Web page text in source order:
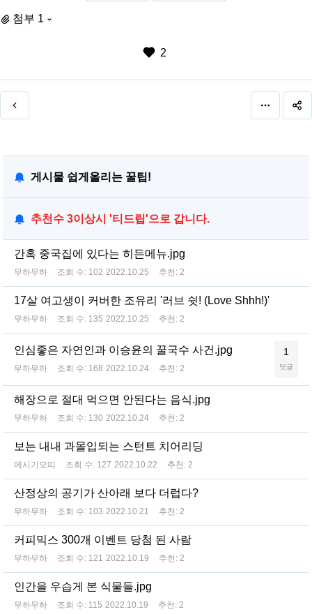
첨부 1
2
게시물 쉽게올리는 꿀팁!
추천수 3이상시 '티드립'으로 갑니다.
간혹 중국집에 있다는 히든메뉴.jpg
무하무하 조회 수: 102 2022.10.25 추천: 2
17살 여고생이 커버한 조유리 '러브 쉿! (Love Shhh!)'
무하무하 조회 수: 135 2022.10.25 추천: 2
인심좋은 자연인과 이승윤의 꿀국수 사건.jpg
무하무하 조회 수: 168 2022.10.24 추천: 2
1
댓글
해장으로 절대 먹으면 안된다는 음식.jpg
무하무하 조회 수: 130 2022.10.24 추천: 2
보는 내내 과몰입되는 스턴트 치어리딩
메시기모띠 조회 수: 127 2022.10.22 추천: 2
산정상의 공기가 산아래 보다 더럽다?
무하무하 조회 수: 103 2022.10.21 추천: 2
커피믹스 300개 이벤트 당첨 된 사람
무하무하 조회 수: 121 2022.10.19 추천: 2
인간을 우습게 본 식물들.jpg
무하무하 조회 수: 115 2022.10.19 추천: 2